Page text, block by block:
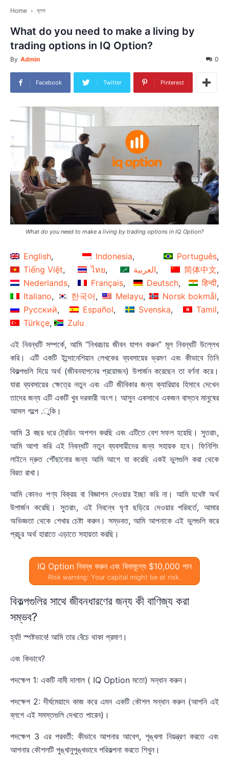
Home ব্লগ
What do you need to make a living by
trading options in IQ Option?
By Admin 0
Facebook Twitter Pinterest
What do you need to make a living by trading options in IQ Option?
English Indonesia
Português
Tiếng Việt
ไทย العربية
简体中文
Nederlands
Français Deutsch
हिन्दी
Italiano
한국어 Melayu
Norsk bokmål
Русский
Español Svenska
Tamil
Türkçe
Zulu
এই নিবন্ধটি সম্পর্কে, আমি “নিখরচায় জীবন যাপন করুন” মূল নিবন্ধটি উল্লেখ
করি। এটি একটি ইন্দোনেশিয়ান লেখকের ব্যবসায়ের ভ্রমণ এবং কীভাবে তিনি
বিকল্পগুলি দিয়ে অর্থ (জীবনযাপনের প্রয়োজন) উপার্জন করেছেন তা বর্ণনা করে।
যারা ব্যবসায়ের ক্ষেত্রে নতুন এবং এটি জীবিকার জন্য ক্যারিয়ার হিসাবে দেখেন
তাদের জন্য এটি একটি খুব দরকারী অংশ। আসুন একসাথে একজন বাস্তব মানুষের
আসল গল্পে .ুকি।
আমি 3 বছর ধরে ট্রেডিং অপশন করছি এবং এটিতে বেশ সফল হয়েছি। সুতরাং,
আমি আশা করি এই নিবন্ধটি নতুন ব্যবসায়ীদের জন্য সহায়ক হবে। ফিনিশিং
লাইনে দ্রুত পৌঁছানোর জন্য আমি আগে যা করেছি একই ভুলগুলি করা থেকে
বিরত রাখা।
আমি কোনও পণ্য বিক্রয় বা বিজ্ঞাপন দেওয়ার ইচ্ছা করি না। আমি যথেষ্ট অর্থ
উপার্জন করেছি। সুতরাং, এই নিবন্ধে ঘৃণা ছড়িয়ে দেওয়ার পরিবর্তে, আমার
অভিজ্ঞতা থেকে শেখার চেষ্টা করুন। সম্ভবত, আমি আপনাকে এই ভুলগুলি করে
প্রচুর অর্থ হারাতে এড়াতে সহায়তা করছি।
IQ Option নিবন্ধ করুন এবং বিনামূল্যে $10,000 পান
Risk warning: Your capital might be at risk.
বিকল্পগুলির সাথে জীবনধারণের জন্য কী বাণিজ্য করা
সম্ভব?
হ্যাঁ! স্পষ্টভাবে! আমি তার বেঁচে থাকা প্রমাণ।
এবং কিভাবে?
পদক্ষেপ 1: একটি নামী দালাল ( IQ Option মতো) সন্ধান করুন।
পদক্ষেপ 2: দীর্ঘমেয়াদে কাজ করে এমন একটি কৌশল সন্ধান করুন (আপনি এই
ব্লগে এই সমস্তগুলি দেখতে পারেন)।
পদক্ষেপ 3 এর পরবর্তী: কীভাবে আপনার আবেগ, শৃঙ্খলা নিয়ন্ত্রণ করতে এবং
আপনার কৌশলটি পুঙ্খানুপুঙ্খভাবে পরিকল্পনা করতে শিখুন।